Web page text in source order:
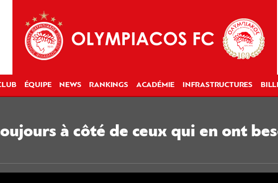
ÉQUIPE NEWS RANKINGS ACADÉMIE INFRASTRUCTURES
à côté de ceux qui en ont